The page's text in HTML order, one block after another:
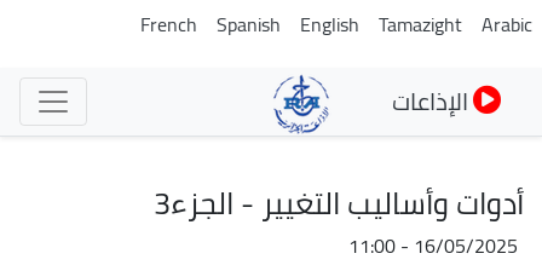
تجاوز
Arabic
Tamazight
English
Spanish
French
الإذاعات
أدوات وأساليب التغيير - الجزء3
16/05/2025 - 11:00